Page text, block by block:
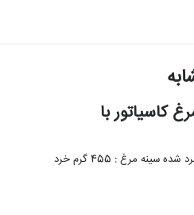
کاسیاتور با
مواد لازم: قارچ : 1-1/2 پیمانه خرد شده سینه مرغ : 455 گرم خرد